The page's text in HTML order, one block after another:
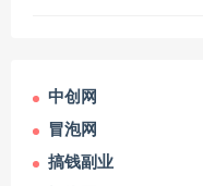
中创网
冒泡网
搞钱副业